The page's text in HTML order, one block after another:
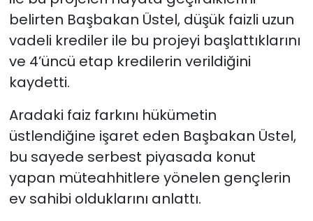
belirten Başbakan Üstel, düşük faizli uzun
vadeli krediler ile bu projeyi başlattıklarını
ve 4’üncü etap kredilerin verildiğini
kaydetti.
Aradaki faiz farkını hükümetin
üstlendiğine işaret eden Başbakan Üstel,
bu sayede serbest piyasada konut
yapan müteahhitlere yönelen gençlerin
ev sahibi olduklarını anlattı.